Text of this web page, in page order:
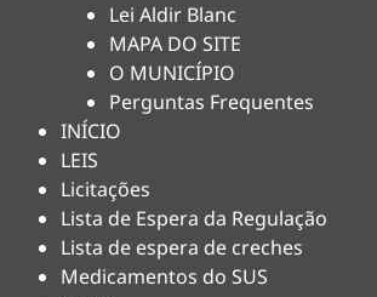
Lei Aldir Blanc
MAPA DO SITE
O MUNICÍPIO
Perguntas Frequentes
INÍCIO
LEIS
Licitações
Lista de Espera da Regulação
Lista de espera de creches
Medicamentos do SUS